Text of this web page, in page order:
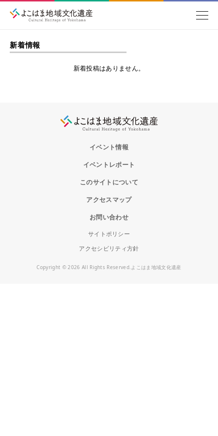
新着情報
新着投稿はありません。
イベント情報
イベントレポート
このサイトについて
アクセスマップ
お問い合わせ
サイトポリシー
アクセシビリティ方針
Copyright © 2026 All Rights Reserved.よこはま地域文化遺産